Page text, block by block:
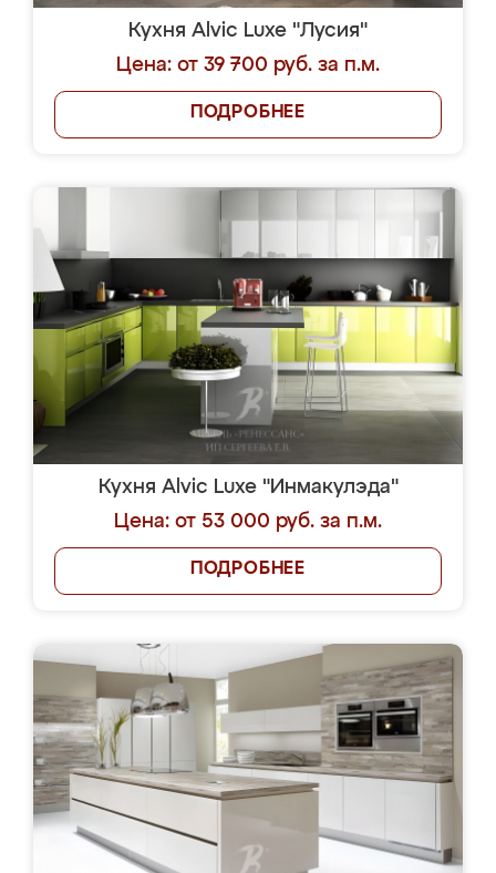
Кухня Alvic Luxe "Лусия"
Цена: от 39 700 руб. за п.м.
ПОДРОБНЕЕ
Кухня Alvic Luxe "Инмакулэда"
Цена: от 53 000 руб. за п.м.
ПОДРОБНЕЕ